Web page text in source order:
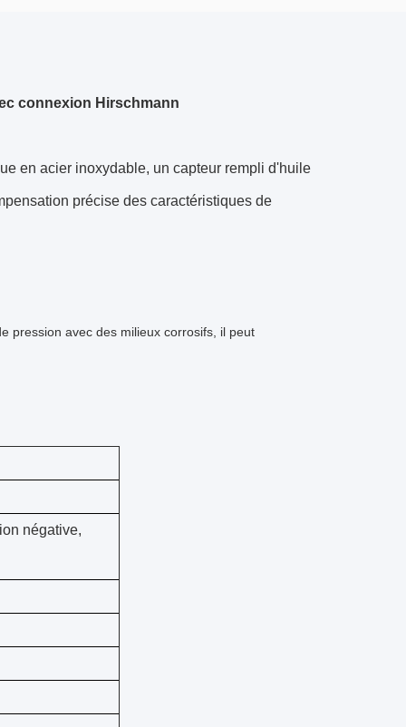
connexion Hirschmann
en acier inoxydable, un capteur rempli d'huile
précise des caractéristiques de
pression avec des milieux corrosifs, il peut
négative,